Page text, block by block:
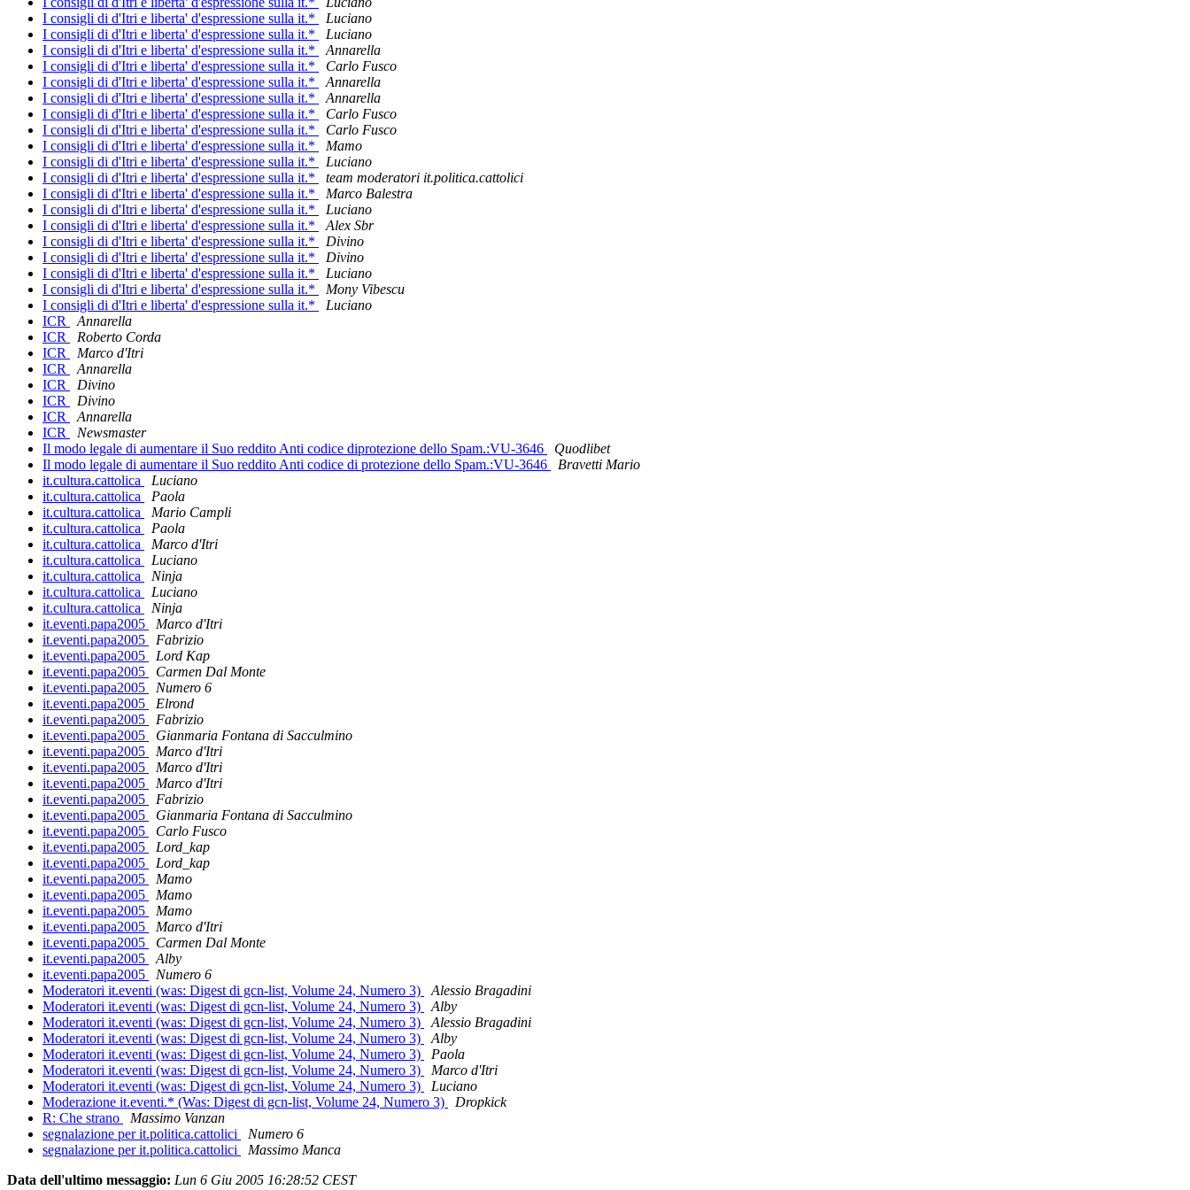
I consigli di d'Itri e liberta' d'espressione sulla it.*
Luciano
I consigli di d'Itri e liberta' d'espressione sulla it.*
Luciano
I consigli di d'Itri e liberta' d'espressione sulla it.*
Annarella
I consigli di d'Itri e liberta' d'espressione sulla it.*
Carlo Fusco
I consigli di d'Itri e liberta' d'espressione sulla it.*
Annarella
I consigli di d'Itri e liberta' d'espressione sulla it.*
Annarella
I consigli di d'Itri e liberta' d'espressione sulla it.*
Carlo Fusco
I consigli di d'Itri e liberta' d'espressione sulla it.*
Carlo Fusco
I consigli di d'Itri e liberta' d'espressione sulla it.*
Mamo
I consigli di d'Itri e liberta' d'espressione sulla it.*
Luciano
I consigli di d'Itri e liberta' d'espressione sulla it.*
team moderatori it.politica.cattolici
I consigli di d'Itri e liberta' d'espressione sulla it.*
Marco Balestra
I consigli di d'Itri e liberta' d'espressione sulla it.*
Luciano
I consigli di d'Itri e liberta' d'espressione sulla it.*
Alex Sbr
I consigli di d'Itri e liberta' d'espressione sulla it.*
Divino
I consigli di d'Itri e liberta' d'espressione sulla it.*
Divino
I consigli di d'Itri e liberta' d'espressione sulla it.*
Luciano
I consigli di d'Itri e liberta' d'espressione sulla it.*
Mony Vibescu
I consigli di d'Itri e liberta' d'espressione sulla it.*
Luciano
ICR
Annarella
ICR
Roberto Corda
ICR
Marco d'Itri
ICR
Annarella
ICR
Divino
ICR
Divino
ICR
Annarella
ICR
Newsmaster
Il modo legale di aumentare il Suo reddito Anti codice diprotezione dello Spam.:VU-3646
Quodlibet
Il modo legale di aumentare il Suo reddito Anti codice di protezione dello Spam.:VU-3646
Bravetti Mario
it.cultura.cattolica
Luciano
it.cultura.cattolica
Paola
it.cultura.cattolica
Mario Campli
it.cultura.cattolica
Paola
it.cultura.cattolica
Marco d'Itri
it.cultura.cattolica
Luciano
it.cultura.cattolica
Ninja
it.cultura.cattolica
Luciano
it.cultura.cattolica
Ninja
it.eventi.papa2005
Marco d'Itri
it.eventi.papa2005
Fabrizio
it.eventi.papa2005
Lord Kap
it.eventi.papa2005
Carmen Dal Monte
it.eventi.papa2005
Numero 6
it.eventi.papa2005
Elrond
it.eventi.papa2005
Fabrizio
it.eventi.papa2005
Gianmaria Fontana di Sacculmino
it.eventi.papa2005
Marco d'Itri
it.eventi.papa2005
Marco d'Itri
it.eventi.papa2005
Marco d'Itri
it.eventi.papa2005
Fabrizio
it.eventi.papa2005
Gianmaria Fontana di Sacculmino
it.eventi.papa2005
Carlo Fusco
it.eventi.papa2005
Lord_kap
it.eventi.papa2005
Lord_kap
it.eventi.papa2005
Mamo
it.eventi.papa2005
Mamo
it.eventi.papa2005
Mamo
it.eventi.papa2005
Marco d'Itri
it.eventi.papa2005
Carmen Dal Monte
it.eventi.papa2005
Alby
it.eventi.papa2005
Numero 6
Moderatori it.eventi (was: Digest di gcn-list, Volume 24, Numero 3)
Alessio Bragadini
Moderatori it.eventi (was: Digest di gcn-list, Volume 24, Numero 3)
Alby
Moderatori it.eventi (was: Digest di gcn-list, Volume 24, Numero 3)
Alessio Bragadini
Moderatori it.eventi (was: Digest di gcn-list, Volume 24, Numero 3)
Alby
Moderatori it.eventi (was: Digest di gcn-list, Volume 24, Numero 3)
Paola
Moderatori it.eventi (was: Digest di gcn-list, Volume 24, Numero 3)
Marco d'Itri
Moderatori it.eventi (was: Digest di gcn-list, Volume 24, Numero 3)
Luciano
Moderazione it.eventi.* (Was: Digest di gcn-list, Volume 24, Numero 3)
Dropkick
R: Che strano
Massimo Vanzan
segnalazione per it.politica.cattolici
Numero 6
segnalazione per it.politica.cattolici
Massimo Manca
Data dell'ultimo messaggio: Lun 6 Giu 2005 16:28:52 CEST